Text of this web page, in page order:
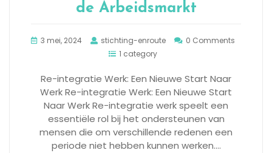
de Arbeidsmarkt
3 mei, 2024 stichting-enroute
0 Comments
1 category
Re-integratie Werk: Een Nieuwe Start Naar
Werk Re-integratie Werk: Een Nieuwe Start
Naar Werk Re-integratie werk speelt een
essentiële rol bij het ondersteunen van
mensen die om verschillende redenen een
periode niet hebben kunnen werken.…